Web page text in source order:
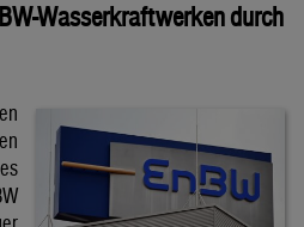
Wasserkraftwerken durch